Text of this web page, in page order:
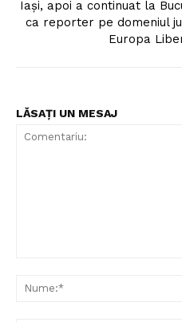
Iași, apoi a continuat la
ca reporter pe domeniul
Europa
LĂSAȚI UN MESAJ